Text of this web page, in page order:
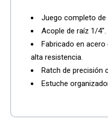
Juego completo de
Acople de raíz 1/4″.
Fabricado en
alta resistencia.
Ratch de precisión
Estuche